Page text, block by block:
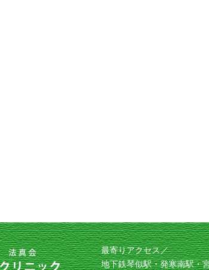
最寄りアクセス／
地下鉄琴似駅・発寒南駅・